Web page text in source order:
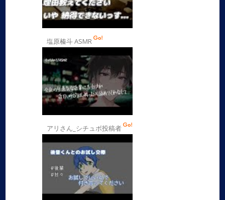
塩原榛斗 ASMR
アリさん_シチュボ投稿者